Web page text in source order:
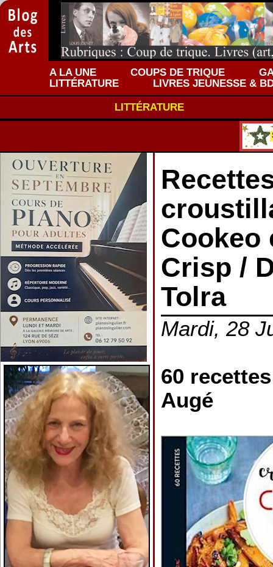
A LA UNE COUPS DE TRIQUE
LITTÉRATURE
LIVRES JEUNESSE &
LITTÉRATURE
Cookeo
Crisp /
Tolra
Mardi, 28
60
Augé